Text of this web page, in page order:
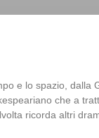
e lo spazio, dalla
che a
ricorda altri